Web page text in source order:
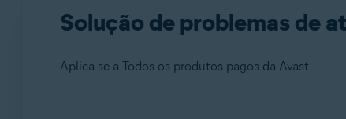
Solução de problemas de
Aplica-se a Todos os produtos pagos da Avast